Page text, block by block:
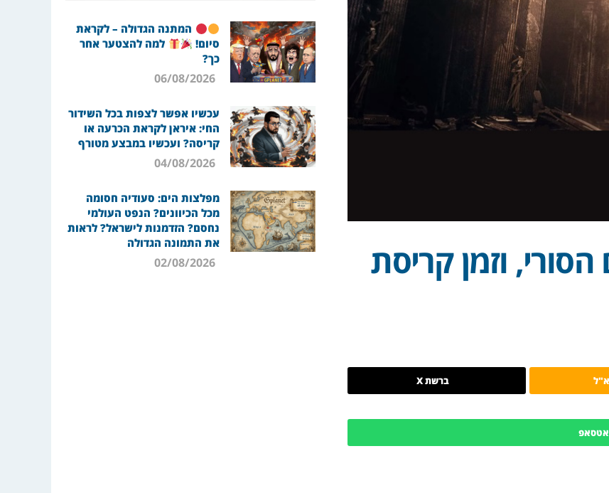
וזמן קריסת
ברשת X
המתנה הגדולה – לקראת
סיום!
למה להצטער אחר
כך?
06/08/2026
עכשיו אפשר לצפות בכל השידור
החי: איראן לקראת הכרעה או
קריסה? ועכשיו במבצע מטורף
04/08/2026
מפלצות הים: סעודיה חסומה
מכל הכיוונים? הנפט העולמי
נחסם? הזדמנות לישראל? לראות
את התמונה הגדולה
02/08/2026